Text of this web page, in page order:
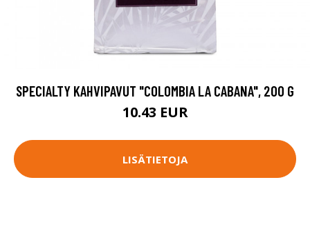
SPECIALTY KAHVIPAVUT "COLOMBIA LA CABANA", 200 G
10.43 EUR
LISÄTIETOJA